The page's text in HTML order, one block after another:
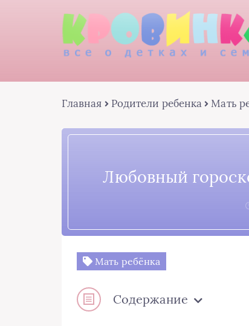
Главная Родители ребенка Мать
Любовный
Мать ребёнка
Содержание